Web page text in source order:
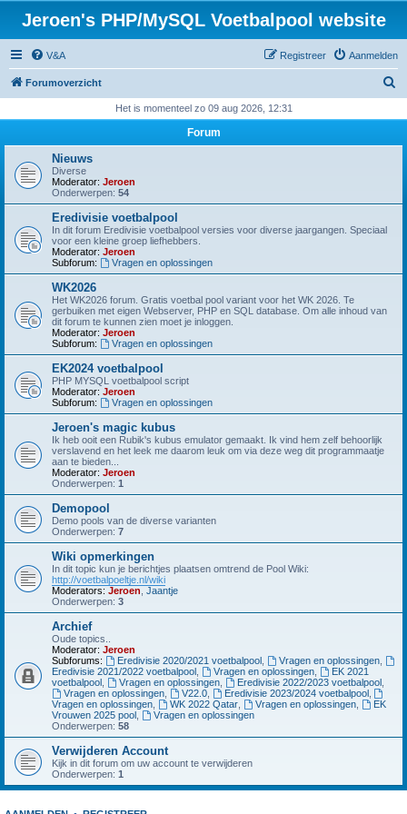
Jeroen's PHP/MySQL Voetbalpool website
V&A Aanmelden
Registreer
Forumoverzicht
k
Het is momenteel zo 09 aug 2026, 12:31
Forum
Nieuws
Diverse
Moderator: Jeroen
Onderwerpen: 54
Eredivisie voetbalpool
In dit forum Eredivisie voetbalpool versies voor diverse jaargangen. Speciaal
voor een kleine groep liefhebbers.
Moderator: Jeroen
Subforum:
Vragen en oplossingen
WK2026
Het WK2026 forum. Gratis voetbal pool variant voor het WK 2026. Te
gerbuiken met eigen Webserver, PHP en SQL database. Om alle inhoud van
dit forum te kunnen zien moet je inloggen.
Moderator: Jeroen
Subforum:
Vragen en oplossingen
EK2024 voetbalpool
PHP MYSQL voetbalpool script
Moderator: Jeroen
Subforum:
Vragen en oplossingen
Jeroen's magic kubus
Ik heb ooit een Rubik's kubus emulator gemaakt. Ik vind hem zelf behoorlijk
verslavend en het leek me daarom leuk om via deze weg dit programmaatje
aan te bieden...
Moderator: Jeroen
Onderwerpen: 1
Demopool
Demo pools van de diverse varianten
Onderwerpen: 7
Wiki opmerkingen
In dit topic kun je berichtjes plaatsen omtrend de Pool Wiki:
http://voetbalpoeltje.nl/wiki
Moderators: Jeroen Jaantje
Onderwerpen: 3
Archief
Oude topics..
Moderator: Jeroen
Subforums:
Eredivisie 2020/2021 voetbalpool, Vragen en oplossingen,
Eredivisie 2021/2022 voetbalpool
Vragen en oplossingen,
EK 2021
voetbalpool
Vragen en oplossingen, Eredivisie 2022/2023 voetbalpool,
Vragen en oplossingen, V22.0, Eredivisie 2023/2024 voetbalpool,
Vragen en oplossingen
WK 2022 Qatar, Vragen en oplossingen,
EK
Vrouwen 2025 pool
Vragen en oplossingen
Onderwerpen: 58
Verwijderen Account
Kijk in dit forum om uw account te verwijderen
Onderwerpen: 1